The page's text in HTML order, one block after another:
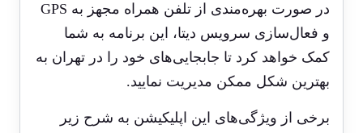
در صورت بهره‌مندی از تلفن همراه مجهز به GPS
و فعال‌سازی سرویس دیتا، این برنامه به شما
کمک خواهد کرد تا جابجایی‌های خود را در تهران به
بهترین شکل ممکن مدیریت نمایید.
برخی از ویژگی‌های این اپلیکیشن به شرح زیر